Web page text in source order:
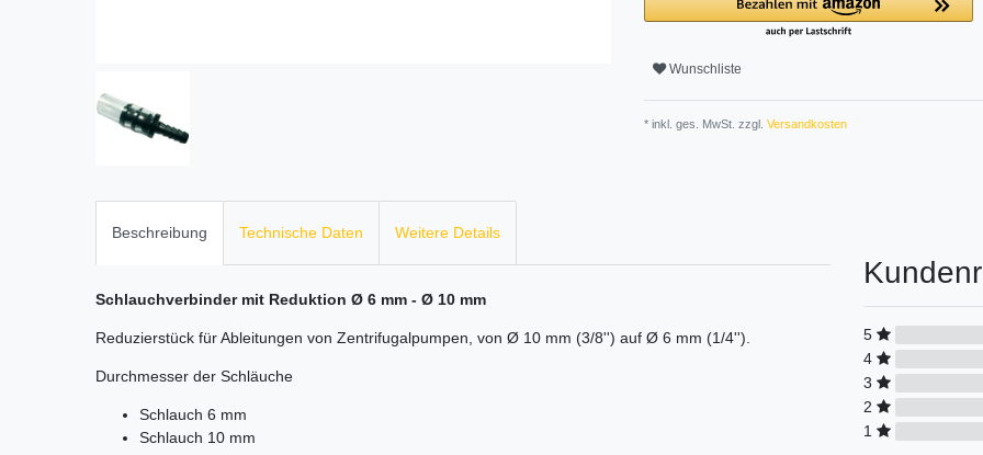
Wunschliste
* inkl. ges. MwSt. zzgl. Versandkosten
Beschreibung Technische Daten Weitere Details
Schlauchverbinder mit Reduktion Ø 6 mm - Ø 10 mm
Reduzierstück für Ableitungen von Zentrifugalpumpen, von Ø 10 mm (3/8'') auf Ø 6 mm (1/4'').
Durchmesser der Schläuche
Schlauch 6 mm
Schlauch 10 mm
5
4
3
2
1